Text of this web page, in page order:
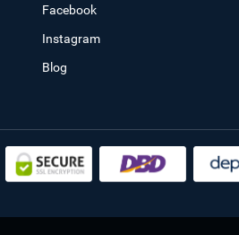
Facebook
Instagram
Blog